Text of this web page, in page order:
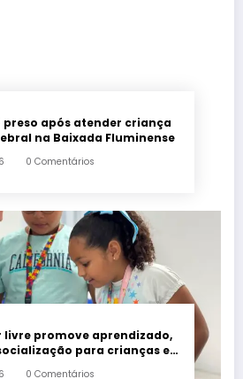
preso após atender criança
na Baixada Fluminense
0 Comentários
livre promove aprendizado,
para crianças e
0 Comentários